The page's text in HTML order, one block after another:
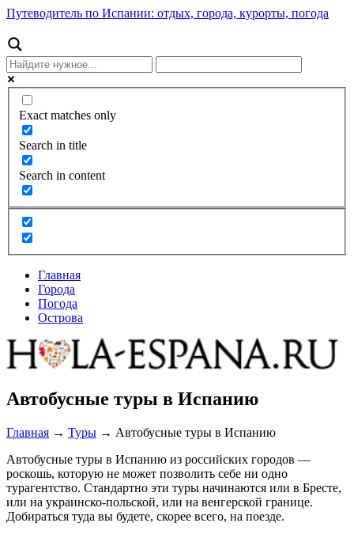
Путеводитель по Испании: отдых, города, курорты, погода
Exact matches only
Search in title
Search in content
Главная
Города
Погода
Острова
Автобусные туры в Испанию
Главная → Туры → Автобусные туры в Испанию
Автобусные туры в Испанию из российских городов —
роскошь, которую не может позволить себе ни одно
турагентство. Стандартно эти туры начинаются или в Бресте,
или на украинско-польской, или на венгерской границе.
Добираться туда вы будете, скорее всего, на поезде.